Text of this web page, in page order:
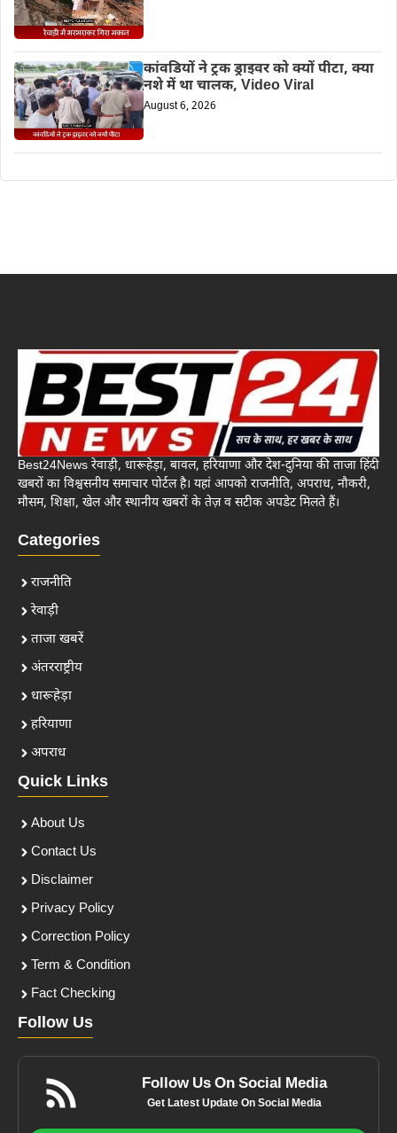
कांवडियों ने ट्रक ड्राइवर को क्यों पीटा, क्या
नशे में था चालक, Video Viral
August 6, 2026
Best24News रेवाड़ी, धारूहेड़ा, बावल, हरियाणा और देश-दुनिया की ताजा हिंदी
खबरों का विश्वसनीय समाचार पोर्टल है। यहां आपको राजनीति, अपराध, नौकरी,
मौसम, शिक्षा, खेल और स्थानीय खबरों के तेज़ व सटीक अपडेट मिलते हैं।
Categories
राजनीति
रेवाड़ी
ताजा खबरें
अंतरराष्ट्रीय
धारूहेड़ा
हरियाणा
अपराध
Quick Links
About Us
Contact Us
Disclaimer
Privacy Policy
Correction Policy
Term & Condition
Fact Checking
Follow Us
Follow Us On Social Media
Get Latest Update On Social Media